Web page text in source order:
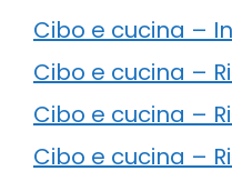
Cibo e cucina –
Cibo e cucina –
Cibo e cucina –
Cibo e cucina –